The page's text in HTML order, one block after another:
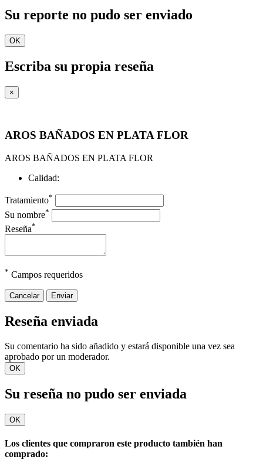
Su reporte no pudo ser enviado
OK
Escriba su propia reseña
×
AROS BAÑADOS EN PLATA FLOR
AROS BAÑADOS EN PLATA FLOR
Calidad:
Tratamiento*
Su nombre*
Reseña*
* Campos requeridos
Cancelar Enviar
Reseña enviada
Su comentario ha sido añadido y estará disponible una vez sea
aprobado por un moderador.
OK
Su reseña no pudo ser enviada
OK
Los clientes que compraron este producto también han
comprado: